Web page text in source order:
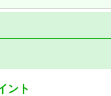
ント